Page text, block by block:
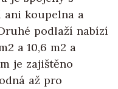
ani koupelna a
podlaží nabízí
a 10,6 m2 a
je zajištěno
až pro